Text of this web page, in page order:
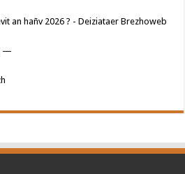
an hañv 2026 ? - Deiziataer Brezhoweb
—